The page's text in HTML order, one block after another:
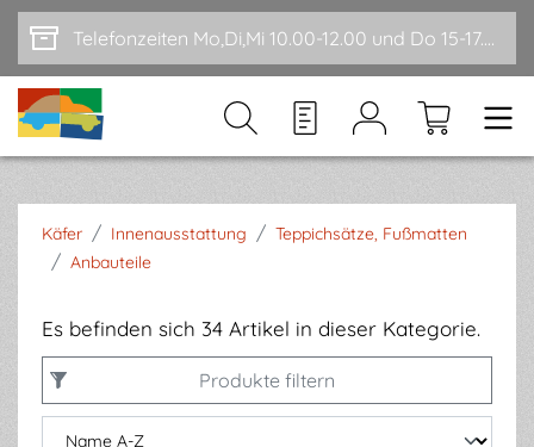
Zum Hauptinhalt springen Telefonzeiten Mo,Di,Mi 10.00-12.00 und Do 15-17.00
Käfer / Innenausstattung / Teppichsätze, Fußmatten
/ Anbauteile
Es befinden sich 34 Artikel in dieser Kategorie.
Produkte filtern